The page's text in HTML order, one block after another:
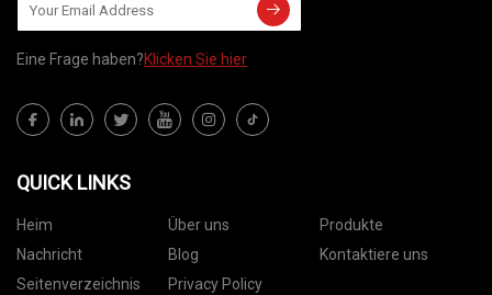
Eine Frage haben?Klicken Sie hier
QUICK LINKS
Heim Über uns
Produkte
Nachricht
Blog
Kontaktiere uns
Seitenverzeichnis
Privacy Policy